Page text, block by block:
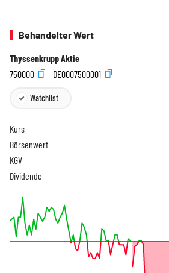
Behandelter Wert
Thyssenkrupp Aktie
750000
DE0007500001
Watchlist
Kurs
Börsenwert
KGV
Dividende